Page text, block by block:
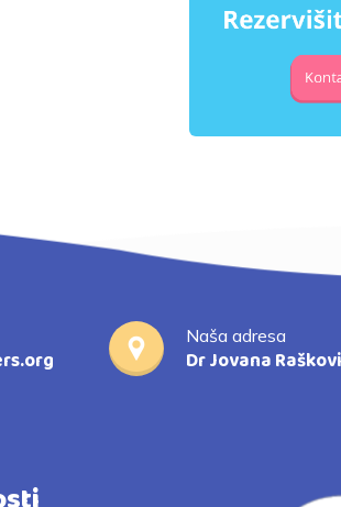
Naša adresa
Dr Jovana